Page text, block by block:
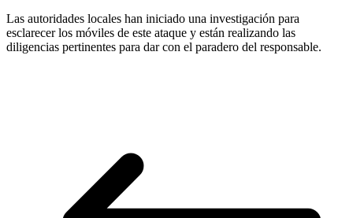
Las autoridades locales han iniciado una investigación para
esclarecer los móviles de este ataque y están realizando las
diligencias pertinentes para dar con el paradero del responsable.